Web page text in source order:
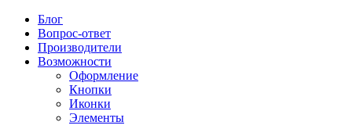
Блог
Вопрос-ответ
Производители
Возможности
Оформление
Кнопки
Иконки
Элементы